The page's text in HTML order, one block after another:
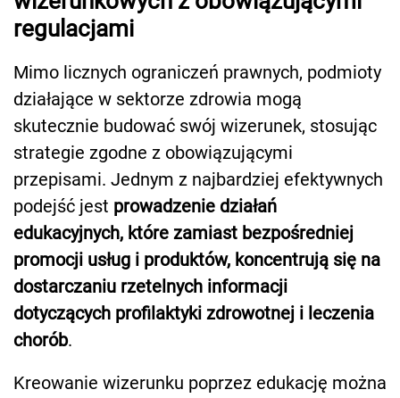
regulacjami
Mimo licznych ograniczeń prawnych, podmioty
działające w sektorze zdrowia mogą
skutecznie budować swój wizerunek, stosując
strategie zgodne z obowiązującymi
przepisami. Jednym z najbardziej efektywnych
podejść jest prowadzenie działań
edukacyjnych, które zamiast bezpośredniej
promocji usług i produktów, koncentrują się na
dostarczaniu rzetelnych informacji
dotyczących profilaktyki zdrowotnej i leczenia
chorób.
Kreowanie wizerunku poprzez edukację można